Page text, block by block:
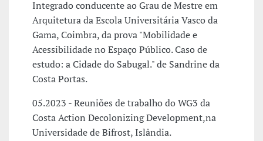
Integrado conducente ao Grau de Mestre em
Arquitetura da Escola Universitária Vasco da
Gama, Coimbra, da prova "Mobilidade e
Acessibilidade no Espaço Público. Caso de
estudo: a Cidade do Sabugal." de Sandrine da
Costa Portas.
05.2023 - Reuniões de trabalho do WG3 da
Costa Action Decolonizing Development,na
Universidade de Bifrost, Islândia.